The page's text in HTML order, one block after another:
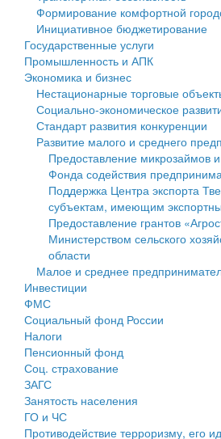
Государственные услуги
Промышленность и АПК
Экономика и бизнес
Символика
Устав
Гостям округа
Туризм
Культура
Образование
Здравоохранение
Социальная защита
Фотоальбом
муниципального округа Тверской
Администрация Кашинского
Тверской области
Управление сельскими
Открытые данные
Работа с обращениями граждан
Муниципальный контроль
Муниципальные услуги
Проекты административных
Антимонопольный комплаенс
Противодействие коррупции
Финансовое управление
Бюджет для граждан
Имущество
Выявление правообладателей
объектов недвижимости
Имущественная поддержка
среднего предпринимательства
Информационная поддержка
среднего предпринимательства
Муниципальные программы
Контрольно-счетная палата
Персональные данные
Оценка регулирующего воздействия
Формирование комфортной
Инициативное бюджетирование
Государственные услуги
Промышленность и АПК
Экономика и бизнес
Нестационарные торговые
Социально-экономическое
Стандарт развития конкуренции
Развитие малого и среднего
Предоставление микрозаймов и
Фонда содействия
Поддержка Центра экспорта
субъектам, имеющим
Предоставление грантов
Министерством сельского
области
Малое и среднее
Инвестиции
ФМС
Социальный фонд России
Налоги
Пенсионный фонд
Соц. страхование
ЗАГС
Занятость населения
ГО и ЧС
Противодействие терроризму, его